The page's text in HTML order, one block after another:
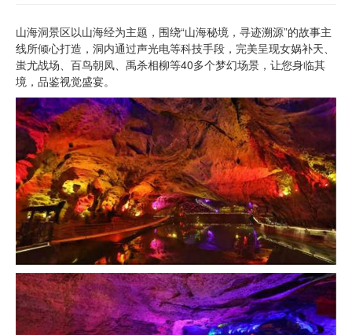
山海洞景区以山海经为主题，围绕“山海秘境，寻迹溯源”的故事主
线所倾心打造，洞内通过声光电等科技手段，完美呈现女娲补天、
蚩尤战场、百鸟朝凤、禹杀相柳等40多个梦幻场景，让您身临其
境，品鉴视觉盛宴。